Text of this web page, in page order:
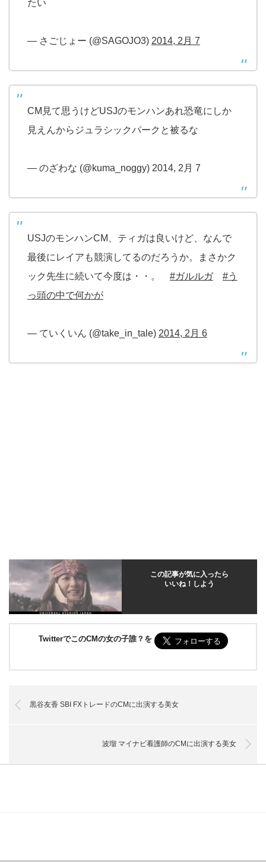
たい
— さごじょー (@SAGOJO3) 2014, 2月 7
CM見て思うけどUSJのモンハンあれ恐竜にしか
見えんからジュラシックパークと被るな
— のざわな (@kuma_noggy) 2014, 2月 7
USJのモンハンCM、ティガは良いけど、なんで
最後にレイアも競演してるのだろうか。まさかク
ック先生に続いて今度は・・。 #ガルルガ
#う
っ頭の中で何かが
— ていくいん (@take_in_tale) 2014, 2月 6
この記事が気に入ったら
いいね！しよう
TwitterでこのCMの女の子誰？を
黒谷友香 SBI FXトレードのCMに出演する美女
波瑠 マイナビ看護師のCMに出演する美女